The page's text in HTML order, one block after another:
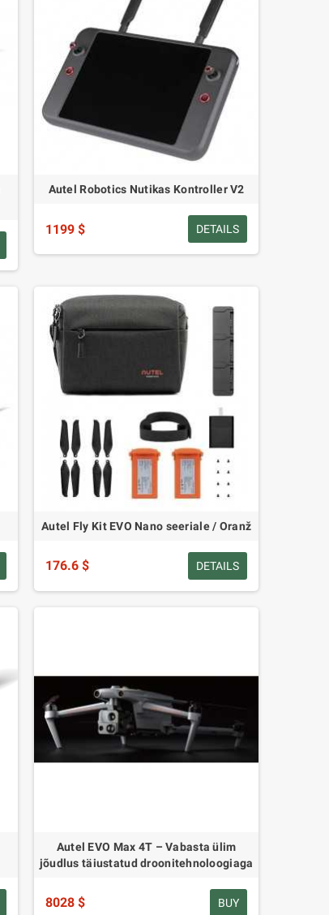
Autel Robotics Nutikas Kontroller V2
1199 $ DETAILS
Autel Fly Kit EVO Nano seeriale / Oranž
176.6 $ DETAILS
Autel EVO Max 4T – Vabasta ülim
jõudlus täiustatud droonitehnoloogiaga
8028 $ BUY